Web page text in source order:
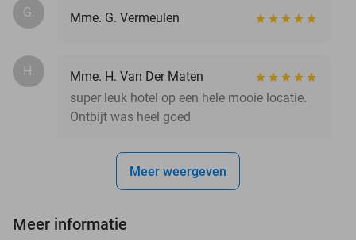
G. Mme. G. Vermeulen
H.
Mme. H. Van Der Maten
super leuk hotel op een hele mooie locatie.
Ontbijt was heel goed
Meer weergeven
Meer informatie